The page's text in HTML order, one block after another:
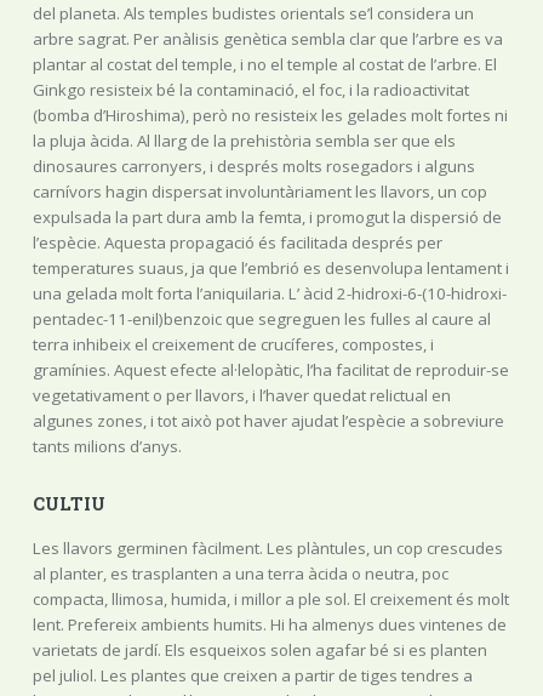
del planeta. Als temples budistes orientals se’l considera un
arbre sagrat. Per anàlisis genètica sembla clar que l’arbre es va
plantar al costat del temple, i no el temple al costat de l’arbre. El
Ginkgo resisteix bé la contaminació, el foc, i la radioactivitat
(bomba d’Hiroshima), però no resisteix les gelades molt fortes ni
la pluja àcida. Al llarg de la prehistòria sembla ser que els
dinosaures carronyers, i després molts rosegadors i alguns
carnívors hagin dispersat involuntàriament les llavors, un cop
expulsada la part dura amb la femta, i promogut la dispersió de
l’espècie. Aquesta propagació és facilitada després per
temperatures suaus, ja que l’embrió es desenvolupa lentament i
una gelada molt forta l’aniquilaria. L’ àcid 2-hidroxi-6-(10-hidroxi-
pentadec-11-enil)benzoic que segreguen les fulles al caure al
terra inhibeix el creixement de crucíferes, compostes, i
gramínies. Aquest efecte al·lelopàtic, l’ha facilitat de reproduir-se
vegetativament o per llavors, i l’haver quedat relictual en
algunes zones, i tot això pot haver ajudat l’espècie a sobreviure
tants milions d’anys.
CULTIU
Les llavors germinen fàcilment. Les plàntules, un cop crescudes
al planter, es trasplanten a una terra àcida o neutra, poc
compacta, llimosa, humida, i millor a ple sol. El creixement és molt
lent. Prefereix ambients humits. Hi ha almenys dues vintenes de
varietats de jardí. Els esqueixos solen agafar bé si es planten
pel juliol. Les plantes que creixen a partir de tiges tendres a